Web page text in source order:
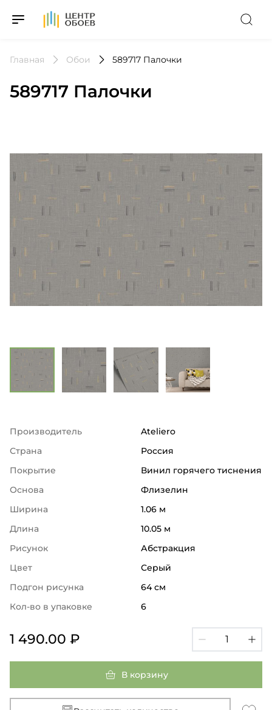
На Главную
Главная Обои 589717 Палочки
589717 Палочки
Производитель
Ateliero
Страна
Россия
Покрытие
Винил горячего тиснения
Основа
Флизелин
Ширина
1.06 м
Длина
10.05 м
Рисунок
Абстракция
Цвет
Серый
Подгон рисунка
64 см
Кол-во в упаковке
6
1 490.00 ₽
В корзину